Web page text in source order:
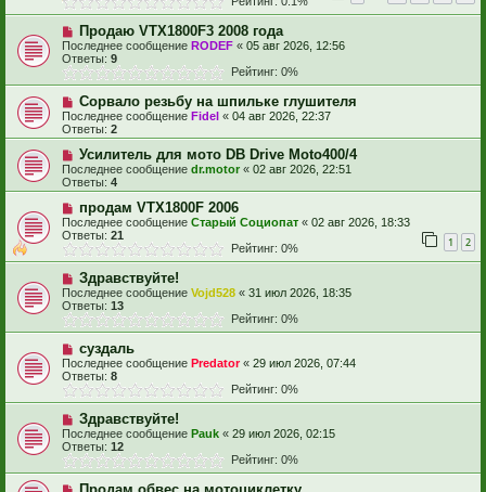
Продаю VTX1800F3 2008 года
Последнее сообщение RODEF « 05 авг 2026, 12:56
Ответы: 9
Рейтинг: 0%
Сорвало резьбу на шпильке глушителя
Последнее сообщение Fidel « 04 авг 2026, 22:37
Ответы: 2
Усилитель для мото DB Drive Moto400/4
Последнее сообщение dr.motor « 02 авг 2026, 22:51
Ответы: 4
продам VTX1800F 2006
Последнее сообщение Старый Социопат « 02 авг 2026, 18:33
Ответы: 21 1 2
Рейтинг: 0%
Здравствуйте!
Последнее сообщение Vojd528 « 31 июл 2026, 18:35
Ответы: 13
Рейтинг: 0%
суздаль
Последнее сообщение Predator« 29 июл 2026, 07:44
Ответы: 8
Рейтинг: 0%
Здравствуйте!
Последнее сообщение Pauk « 29 июл 2026, 02:15
Ответы: 12
Рейтинг: 0%